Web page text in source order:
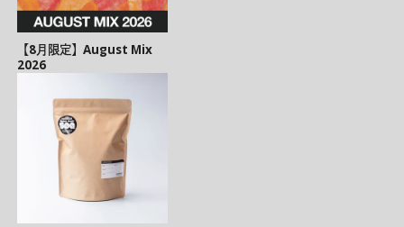
【8月限定】August Mix
2026